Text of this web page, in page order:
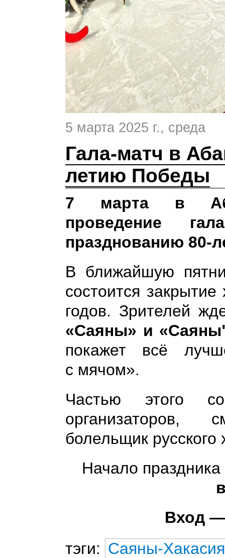
5 марта 2025 г., среда
Гала-матч в
летию Победы
7 марта в
проведение
празднованию 80-
В ближайшую
состоится закрытие
годов. Зрителей
«Саяны» и
покажет всё
с мячом».
Частью этого
болельщик русского
Начало
Вход
тэги: Саяны-Хакасия